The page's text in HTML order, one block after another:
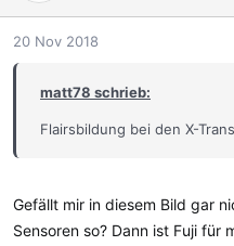
20 Nov 2018
matt78 schrieb:
Flairsbildung bei den X-
Gefällt mir in diesem Bild gar
Sensoren so? Dann ist Fuji für